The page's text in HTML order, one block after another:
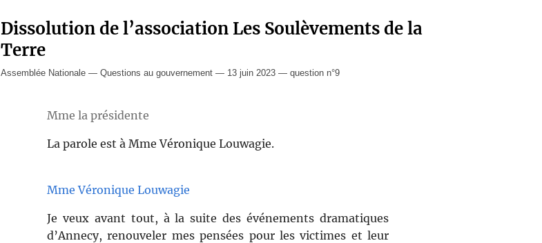
Dissolution de l’association Les Soulèvements de la
Terre
Assemblée Nationale — Questions au gouvernement — 13 juin 2023 — question n°9
Mme la présidente
La parole est à Mme Véronique Louwagie.
Mme Véronique Louwagie
Je veux avant tout, à la suite des événements dramatiques
d’Annecy, renouveler mes pensées pour les victimes et leur